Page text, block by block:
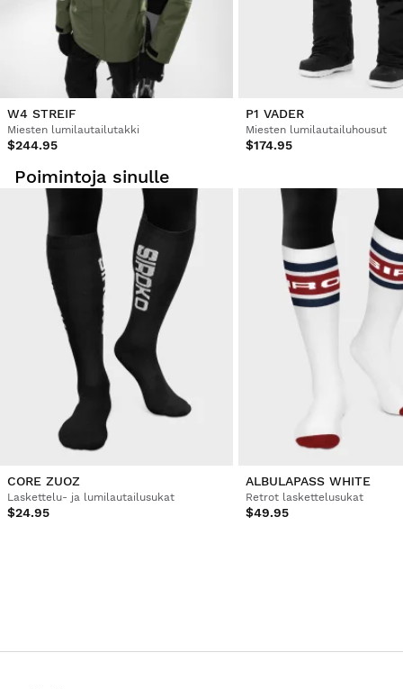
Oliko tämä arvostelu hyödyllinen? 3 vuotta sitten
W4 STREIF
Miesten lumilautailutakki
$244.95
P1 VADER
Miesten lumilautailuhousut
$174.95
Poimintoja sinulle
CORE ZUOZ
Laskettelu- ja lumilautailusukat
$24.95
ALBULAPASS WHITE
Retrot laskettelusukat
$49.95